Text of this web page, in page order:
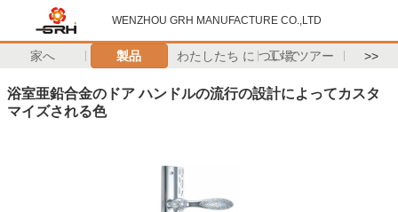
WENZHOU GRH MANUFACTURE CO.,LTD
家へ 製品 わたしたち に つい て工場 ツアー >>
浴室亜鉛合金のドア ハンドルの流行の設計によってカスタ
マイズされる色